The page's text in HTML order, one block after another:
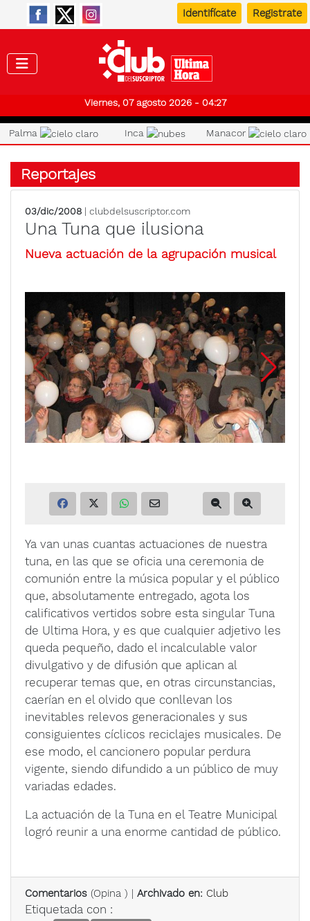
Identifícate Registrate
Viernes, 07 agosto 2026 - 04:27
Palma Inca Manacor
Reportajes
03/dic/2008 | clubdelsuscriptor.com
Una Tuna que ilusiona
Nueva actuación de la agrupación musical
Ya van unas cuantas actuaciones de nuestra
tuna, en las que se oficia una ceremonia de
comunión entre la música popular y el público
que, absolutamente entregado, agota los
calificativos vertidos sobre esta singular Tuna
de Ultima Hora, y es que cualquier adjetivo les
queda pequeño, dado el incalculable valor
divulgativo y de difusión que aplican al
recuperar temas que, en otras circunstancias,
caerían en el olvido que conllevan los
inevitables relevos generacionales y sus
consiguientes cíclicos reciclajes musicales. De
ese modo, el cancionero popular perdura
vigente, siendo difundido a un público de muy
variadas edades.
La actuación de la Tuna en el Teatre Municipal
logró reunir a una enorme cantidad de público.
Comentarios (Opina ) | Archivado en: Club
Etiquetada con :